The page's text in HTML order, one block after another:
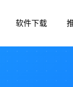
软件下载